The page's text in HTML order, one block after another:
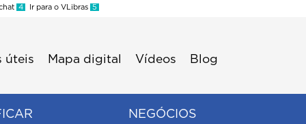
4 Ir para o VLibras 5
úteis Mapa digital Vídeos Blog
NEGÓCIOS